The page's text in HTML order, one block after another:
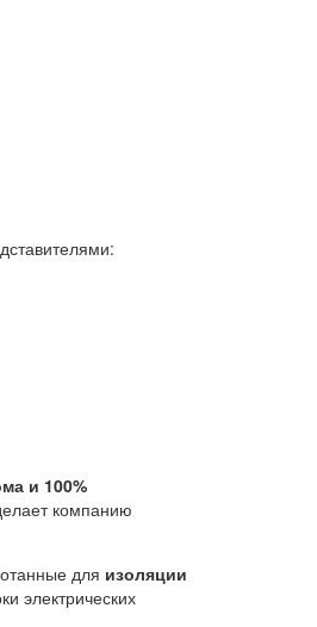
и 100%
компанию
для изоляции
электрических